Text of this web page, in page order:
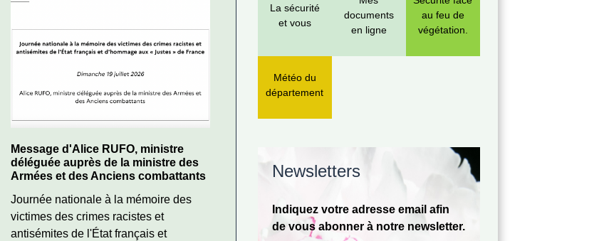
Message d'Alice RUFO, ministre
déléguée auprès de la ministre des
Armées et des Anciens combattants
Journée nationale à la mémoire des
victimes des crimes racistes et
antisémites de l'État français et
Vigilance Orange Canicule & 14 juillet -
Rappel des règles dans un contexte
sensible -
nouveau déclarée! À l'approche du 14
juillet, rappel des règles en vigueur.
⚠️ ALERTE SÉCHERESSE
Arrêté préfectoral DDTM/
activant la vigilance
La sécurité
et vous
documents
en ligne
au feu de
végétation.
Météo du
département
Newsletters
Indiquez votre adresse email afin
de vous abonner à notre newsletter.